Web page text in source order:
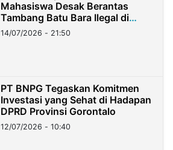
Mahasiswa Desak Berantas
Tambang Batu Bara Ilegal di
Lampung
14/07/2026 - 21:50
PT BNPG Tegaskan Komitmen
Investasi yang Sehat di Hadapan
DPRD Provinsi Gorontalo
12/07/2026 - 10:40